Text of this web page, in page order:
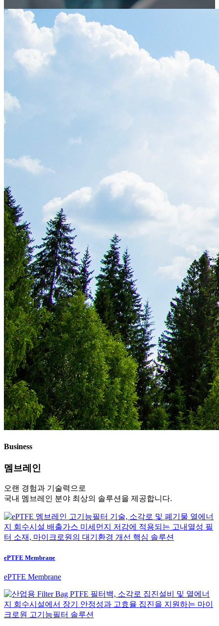
Business
멤브레인
오랜 경험과 기술력으로
국내 멤브레인 분야 최상의 솔루션을 제공합니다.
ePTFE Membrane
ePTFE Membrane